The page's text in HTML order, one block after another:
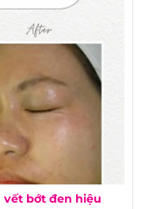
vết bớt đen hiệu